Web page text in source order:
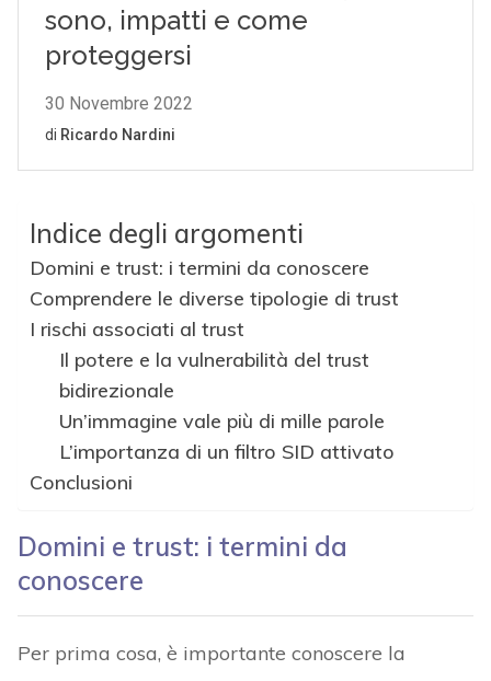
Indice degli argomenti
Domini e trust: i termini da conoscere
Comprendere le diverse tipologie di trust
I rischi associati al trust
Il potere e la vulnerabilità del trust
bidirezionale
Un’immagine vale più di mille parole
L’importanza di un filtro SID attivato
Conclusioni
Domini e trust: i termini da
conoscere
Per prima cosa, è importante conoscere la